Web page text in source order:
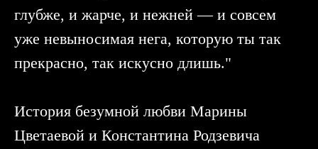
глубже, и жарче, и нежней — и совсем
уже невыносимая нега, которую ты так
прекрасно, так искусно длишь."
История безумной любви Марины
Цветаевой и Константина Родзевича